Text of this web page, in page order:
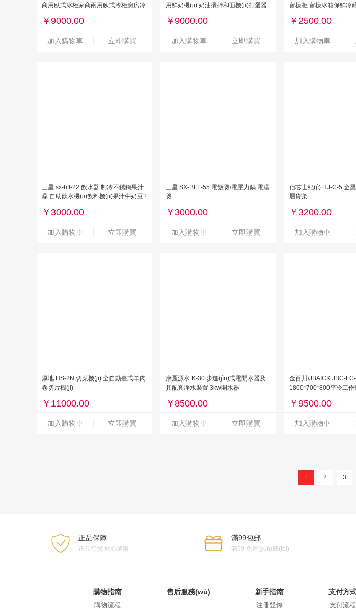
商用臥式冰柜家商兩用臥式冷柜廚房冷
￥ 9000.00
加入購物車 立即購買
用鮮奶機(jī) 奶油攪拌和面機(jī)打蛋器
￥ 9000.00
加入購物車 立即購買
留樣柜 留樣冰箱保鮮冷
￥ 2500.00
加入購物車
三星 sx-bfl-22 飲水器 制冷不銹鋼果汁
鼎 自助飲水機(jī)飲料機(jī)果汁牛奶豆?
￥ 3000.00
加入購物車 立即購買
三星 SX-BFL-55 電飯煲/電壓力鍋 電湯
煲
￥ 3000.00
加入購物車 立即購買
佰芯世紀(jì) HJ-C-5 金
層貨架
￥ 3200.00
加入購物車
厚地 HS-2N 切菜機(jī) 全自動臺式羊肉
卷切片機(jī)
￥ 11000.00
加入購物車 立即購買
康麗源水 K-30 步進(jìn)式電開水器及
其配套凈水裝置 3kw開水器
￥ 8500.00
加入購物車 立即購買
金百川/JBAICK JBC-
1800*700*800平冷工作
￥ 9500.00
加入購物車
1 2 3
正品保障
正品行貨 放心選購
滿99包郵
滿99 免運(yùn)費(fèi)
購物指南
購物流程
售后服務(wù) 新手指南
注冊登錄
支付方
支付流程